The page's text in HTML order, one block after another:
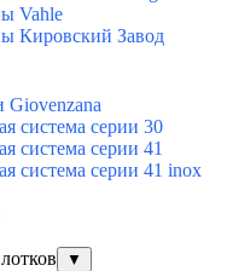
Vahle
Кировский Завод
Giovenzana
система серии 30
система серии 41
система серии 41 inox
▼